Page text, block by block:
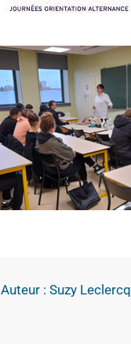
Auteur : Suzy Leclercq